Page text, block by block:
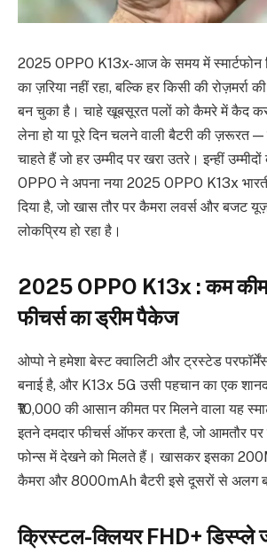
2025 OPPO K13x- आज के समय में स्मार्टफोन
का ज़रिया नहीं रहा, बल्कि हर किसी की रोज़मर्रा
बन चुका है। चाहे खूबसूरत पलों को कैमरे में कैद
लेना हो या पूरे दिन चलने वाली बैटरी की ज़रूरत
चाहते हैं जो हर उम्मीद पर खरा उतरे। इन्हीं
OPPO ने अपना नया 2025 OPPO K13x
दिया है, जो खास तौर पर कैमरा लवर्स और बजट
लोकप्रिय हो रहा है।
2025 OPPO K13x : कम
फीचर्स का ड्रीम पैकेज
ओप्पो ने हमेशा बेस्ट क्वालिटी और ट्रस्टेड
बनाई है, और K13x 5G उसी पहचान का एक
₹10,000 की आसान कीमत पर मिलने वाला यह
इतने दमदार फीचर्स ऑफर करता है, जो आमतौर पर
फोन्स में देखने को मिलते हैं। खासकर इसका
कैमरा और 8000mAh बैटरी इसे दूसरों से अलग
क्रिस्टल-क्लियर FHD+ डिस्प्ले